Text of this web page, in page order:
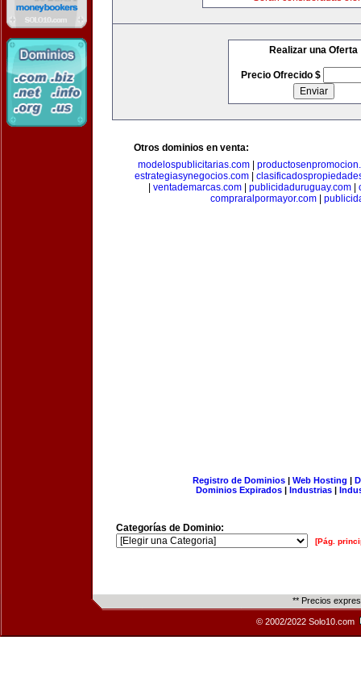
Realizar una Oferta
Precio Ofrecido $
Otros dominios en venta:
modelospublicitarias.com
estrategiasynegocios.com|
ventademarcas.com publicidaduruguay.com
compraralpormayor.com
Registro de Dominios| Web Hosting |
Dominios Expirados | Industrias |
Categorías de Dominio:
[Pág.
** Precios
© 2002/2022 Solo10.com